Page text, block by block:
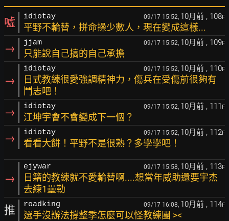
噓 idiotay 09/17 15:52, 10月前 , 108F
平野不輪替，拼命操少數人，現在變成這樣...
→ jjam 09/17 15:52, 10月前 , 109F
只能說自己搞的自己承擔
→
idiotay 09/17 15:52, 10月前 , 110F
日式教練很愛強調精神力，傷兵在受傷前很夠有
鬥志吧！
→ idiotay 09/17 15:52, 10月前 , 111 F
江坤宇會不會變成下一個？
→ idiotay 09/17 15:52, 10月前 , 112F
看看大餅！平野不是很熟？多學學吧！
→
ejywar 09/17 15:58, 10月前 , 113F
日籍的教練就不愛輪替啊....想當年威助還要宇杰
去練1壘勒
推 roadking 09/17 16:08, 10月前 , 114F
選手沒辦法撐整季怎麼可以怪教練團 ><